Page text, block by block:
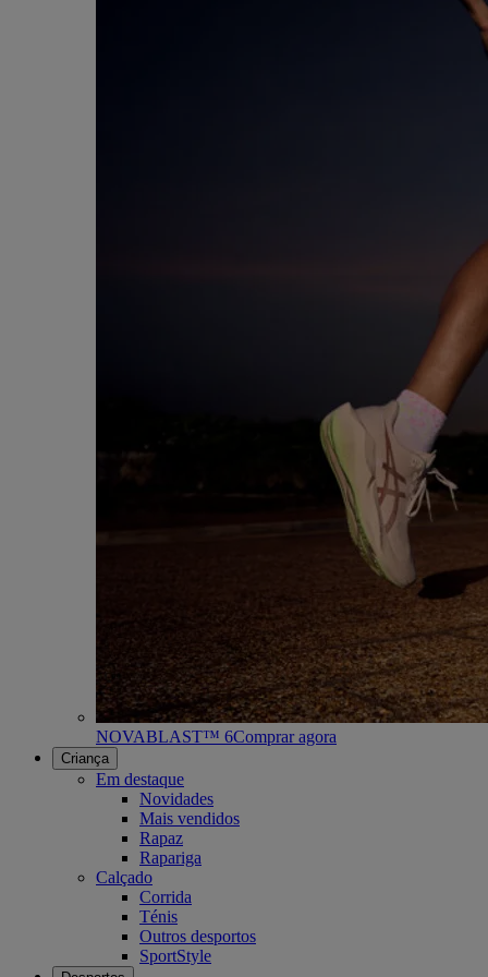
NOVABLAST™ 6Comprar agora
Criança
Em destaque
Novidades
Mais vendidos
Rapaz
Rapariga
Calçado
Corrida
Ténis
Outros desportos
SportStyle